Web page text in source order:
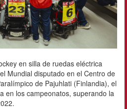
en silla de ruedas eléctrica
Mundial disputado en el Centro de
de Pajuhlati (Finlandia), el
en los campeonatos, superando la